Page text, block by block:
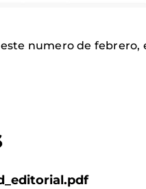
numero de febrero,